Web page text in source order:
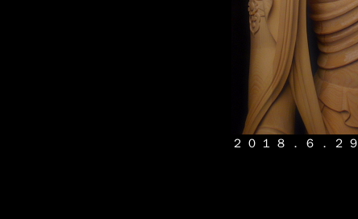
２０１８．６．２９